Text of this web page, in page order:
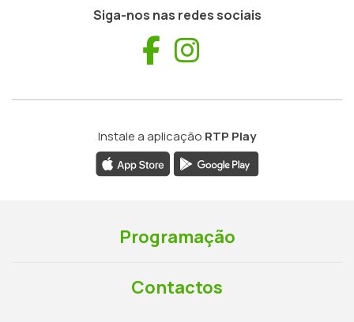
Siga-nos nas redes sociais
Facebook
Instale a aplicação RTP Play
Programação
Contactos